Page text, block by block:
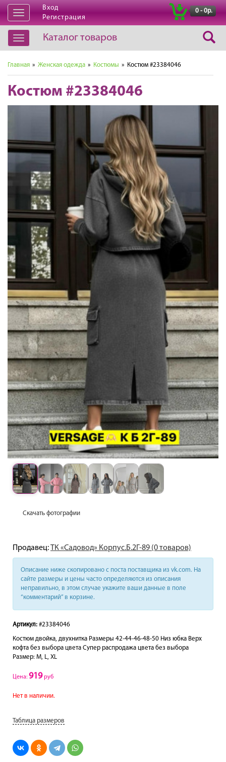
Открыть
навигацию
Вход
Регистрация
0 - 0р.
Открыть
навигацию
Каталог товаров
Главная » Женская одежда » Костюмы » Костюм #23384046
Костюм #23384046
Скачать фотографии
Продавец:ТК «Садовод» Корпус.Б.2Г-89 (0 товаров)
Описание ниже скопировано с поста поставщика из vk.com. На
сайте размеры и цены часто определяются из описания
неправильно, в этом случае укажите ваши данные в поле
“комментарий” в корзине.
Артикул: #23384046
Костюм двойка, двухнитка Размеры 42-44-46-48-50 Низ юбка Верх
кофта без выбора цвета Супер распродажа цвета без выбора
Размер: M, L, XL
Цена: 919руб
Нет в наличии.
Таблица размеров